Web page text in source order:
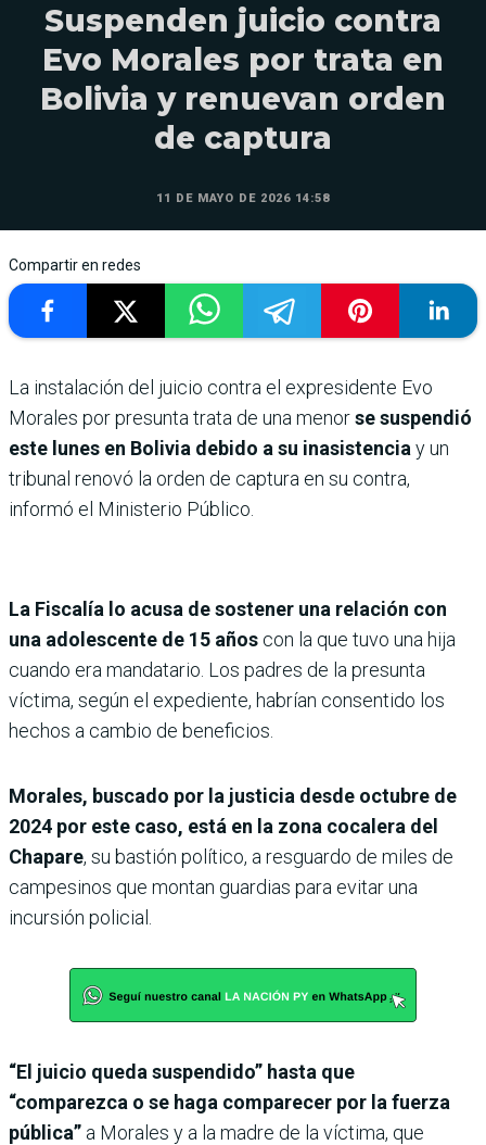
Suspenden juicio contra
Evo Morales por trata en
Bolivia y renuevan orden
de captura
11 DE MAYO DE 2026 14:58
Compartir en redes
La instalación del juicio contra el expresidente Evo
Morales por presunta trata de una menorse suspendió
este lunes en Bolivia debido a su inasistencia y un
tribunal renovó la orden de captura en su contra,
informó el Ministerio Público.
La Fiscalía lo acusa de sostener una relación con
una adolescente de 15 años con la que tuvo una hija
cuando era mandatario. Los padres de la presunta
víctima, según el expediente, habrían consentido los
hechos a cambio de beneficios.
Morales, buscado por la justicia desde octubre de
2024 por este caso, está en la zona cocalera del
Chapare, su bastión político, a resguardo de miles de
campesinos que montan guardias para evitar una
incursión policial.
“El juicio queda suspendido” hasta que
“comparezca o se haga comparecer por la fuerza
pública” a Morales y a la madre de la víctima, que